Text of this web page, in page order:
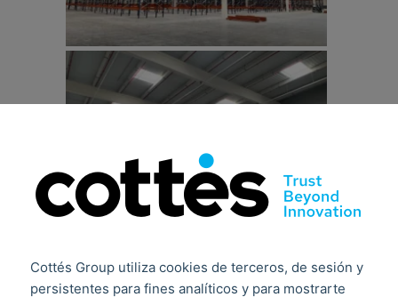
Cottés Group utiliza cookies de terceros, de sesión y
persistentes para fines analíticos y para mostrarte